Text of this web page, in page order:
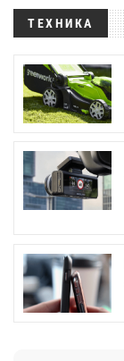
ТЕХНИКА